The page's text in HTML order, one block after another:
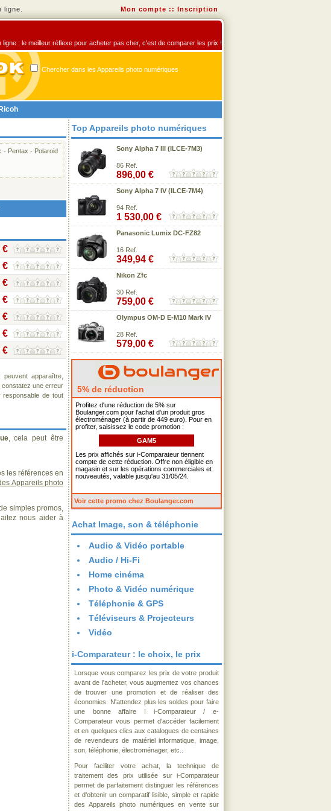
Mon compte :: Inscription
ligne : le meilleur réflexe pour acheter pas cher, c'est de comparer les prix !
Chercher dans les Appareils photo numériques
- Pentax - Polaroid
€
€
€
€
€
€
€
apparaître,
une erreur
responsable de tout
, cela peut être
les références en
Appareils photo
simples promos,
nous aider à
Top Appareils photo numériques
Sony Alpha 7 III (ILCE-7M3)
86 Ref.
896,00 €
Sony Alpha 7 IV (ILCE-7M4)
94 Ref.
1 530,00 €
Panasonic Lumix DC-FZ82
16 Ref.
349,94 €
Nikon Zfc
30 Ref.
759,00 €
Olympus OM-D E-M10 Mark IV
28 Ref.
579,00 €
5% de réduction
Profitez d'une réduction de 5% sur
Boulanger.com pour l'achat d'un produit gros
électroménager (à partir de 449 euro). Pour en
profiter, saisissez le code promotion :
GAM5
Les prix affichés sur i-Comparateur tiennent
compte de cette réduction. Offre non éligible en
magasin et sur les opérations commerciales et
nouveautés, valable jusqu'au 31/05/24.
Voir cette promo chez Boulanger.com
Achat Image, son & téléphonie
Audio & Vidéo portable
Audio / Hi-Fi
Home cinéma
Photo & Vidéo numérique
Téléphonie & GPS
Téléviseurs & Projecteurs
Vidéo
i-Comparateur : le choix, le prix
Lorsque vous comparez les prix de votre produit
avant de l'acheter, vous augmentez vos chances
de trouver une promotion et de réaliser des
économies. N'attendez plus les soldes pour faire
une bonne affaire ! i-Comparateur / e-
Comparateur vous permet d'accéder facilement
et en quelques clics aux catalogues de centaines
de revendeurs de matériel informatique, image,
son, téléphonie, électroménager, etc..
Pour faciliter votre achat, la technique de
traitement des prix utilisée sur i-Comparateur
permet de parfaitement distinguer les références
et d'obtenir un comparatif lisible, simple et rapide
des Appareils photo numériques en vente sur